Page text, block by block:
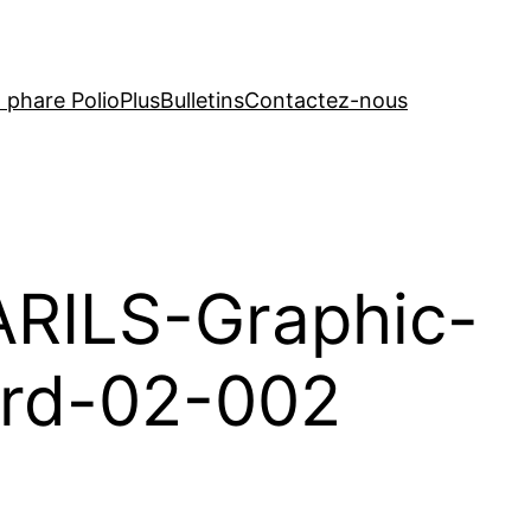
phare PolioPlusBulletinsContactez-nous
Graphic-
02-002